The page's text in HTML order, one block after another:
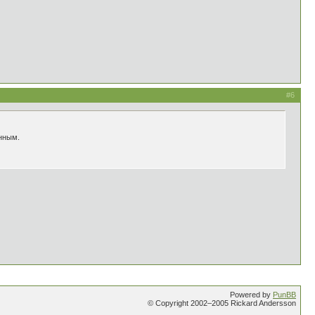
#6
Powered by PunBB
© Copyright 2002–2005 Rickard Andersson